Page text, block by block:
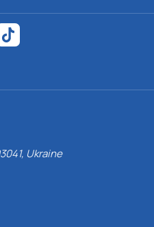
Ukraine